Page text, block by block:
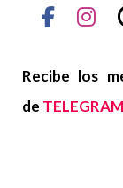
Recibe los
de TELEGRAM